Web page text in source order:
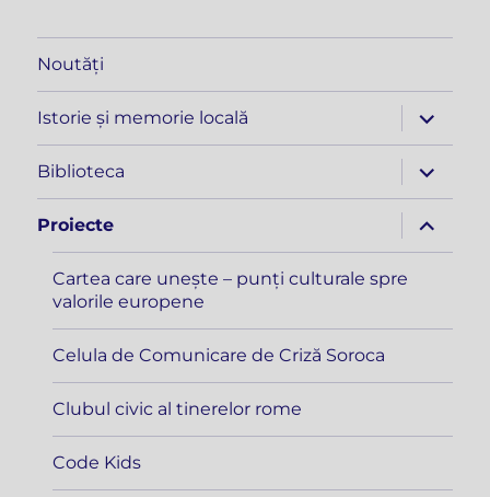
Noutăți
Istorie și memorie locală
extinde
meniul
copil
Biblioteca
extinde
meniul
copil
Proiecte
extinde
meniul
copil
Cartea care unește – punți culturale spre
valorile europene
Celula de Comunicare de Criză Soroca
Clubul civic al tinerelor rome
Code Kids